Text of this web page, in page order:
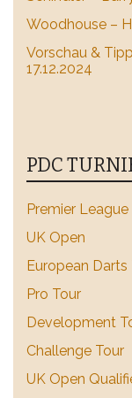
Woodhouse –
Vorschau &
17.12.2024
PDC
Premier League
UK Open
European Darts
Pro Tour
Development
Challenge Tour
UK Open